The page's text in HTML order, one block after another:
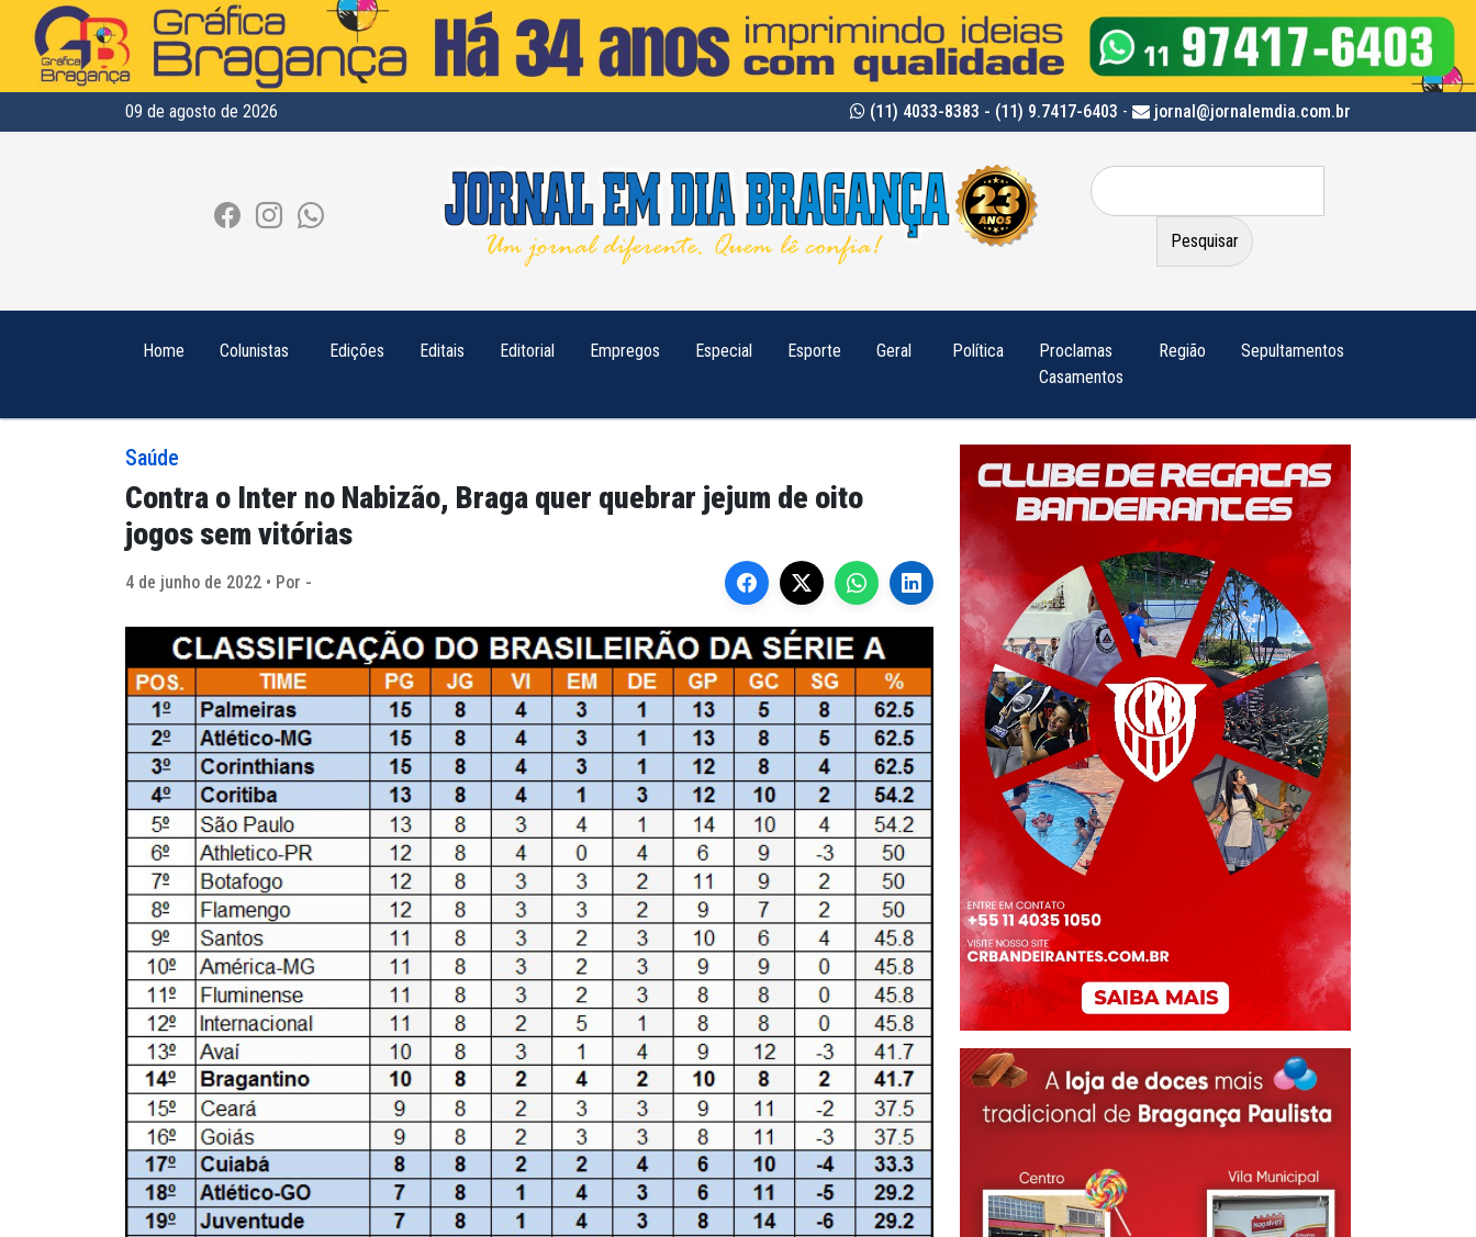
09 de agosto de 2026 (11) 4033-8383 - (11) 9.7417-6403 - jornal@jornalemdia.com.br
Pesquisar
por:
Home Colunistas Edições Editais Editorial Empregos Especial Esporte Geral Política
Proclamas
Casamentos
Região Sepultamentos
Saúde
Contra o Inter no Nabizão, Braga quer quebrar jejum de oito
jogos sem vitórias
4 de junho de 2022 • Por -